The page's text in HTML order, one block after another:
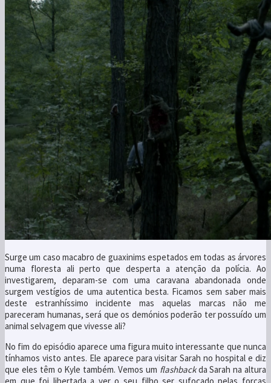
Surge um caso macabro de guaxinims espetados em todas as árvores
numa floresta ali perto que desperta a atenção da polícia. Ao
investigarem, deparam-se com uma caravana abandonada onde
surgem vestígios de uma autentica besta. Ficamos sem saber mais
deste estranhíssimo incidente mas aquelas marcas não me
pareceram humanas, será que os demónios poderão ter possuído um
animal selvagem que vivesse ali?
No fim do episódio aparece uma figura muito interessante que nunca
tínhamos visto antes. Ele aparece para visitar Sarah no hospital e diz
que eles têm o Kyle também. Vemos um flashbackda Sarah na altura